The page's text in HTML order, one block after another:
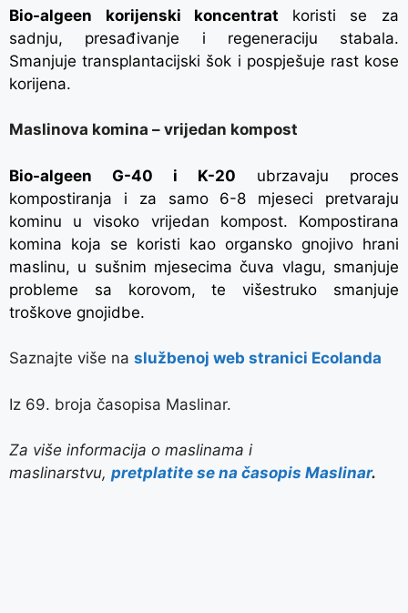
Bio-algeen korijenski koncentrat koristi se za
sadnju, presađivanje i regeneraciju stabala.
Smanjuje transplantacijski šok i pospješuje rast kose
korijena.
Maslinova komina – vrijedan kompost
Bio-algeen G-40 i K-20 ubrzavaju proces
kompostiranja i za samo 6-8 mjeseci pretvaraju
kominu u visoko vrijedan kompost. Kompostirana
komina koja se koristi kao organsko gnojivo hrani
maslinu, u sušnim mjesecima čuva vlagu, smanjuje
probleme sa korovom, te višestruko smanjuje
troškove gnojidbe.
Saznajte više na službenoj web stranici Ecolanda
Iz 69. broja časopisa Maslinar.
Za više informacija o maslinama i
maslinarstvu, pretplatite se na časopis Maslinar.